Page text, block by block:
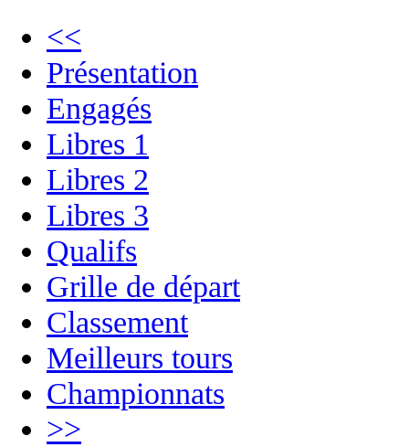
<<
Présentation
Engagés
Libres 1
Libres 2
Libres 3
Qualifs
Grille de départ
Classement
Meilleurs tours
Championnats
>>